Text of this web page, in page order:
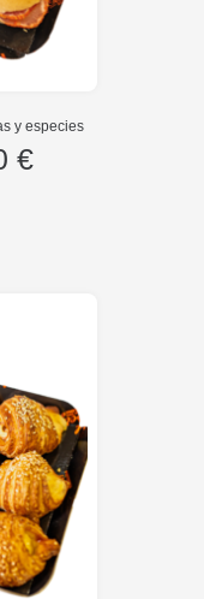
y especies
€